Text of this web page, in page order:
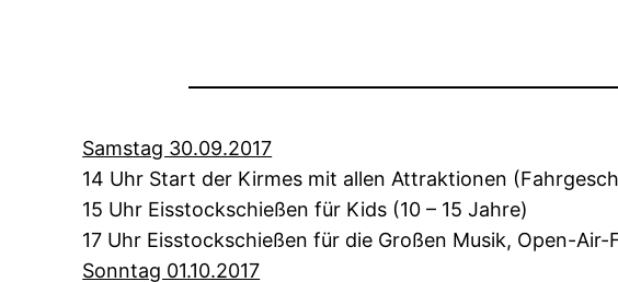
Samstag 30.09.2017
14 Uhr Start der Kirmes mit allen Attraktionen
15 Uhr Eisstockschießen für Kids (10 – 15 Jahre)
17 Uhr Eisstockschießen für die Großen Musik, Open-
Sonntag 01.10.2017